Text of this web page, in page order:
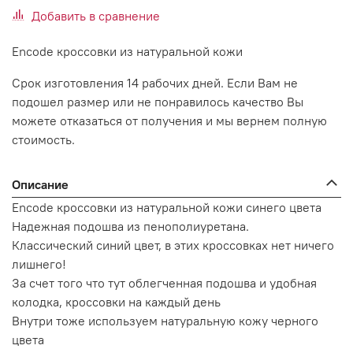
Добавить в сравнение
Encode кроссовки из натуральной кожи
Срок изготовления 14 рабочих дней. Если Вам не
подошел размер или не понравилось качество Вы
можете отказаться от получения и мы вернем полную
стоимость.
Описание
Encode кроссовки из натуральной кожи синего цвета
Надежная подошва из пенополиуретана.
Классический синий цвет, в этих кроссовках нет ничего
лишнего!
За счет того что тут облегченная подошва и удобная
колодка, кроссовки на каждый день
Внутри тоже используем натуральную кожу черного
цвета